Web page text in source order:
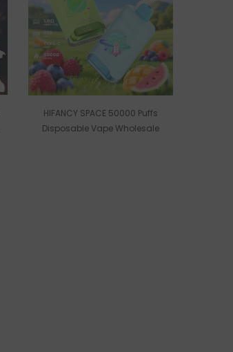
HIFANCY SPACE 50000 Puffs
Disposable Vape Wholesale